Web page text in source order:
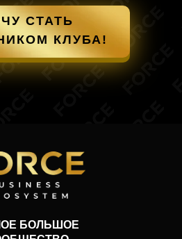
СТАТЬ
КЛУБА!
БОЛЬШОЕ